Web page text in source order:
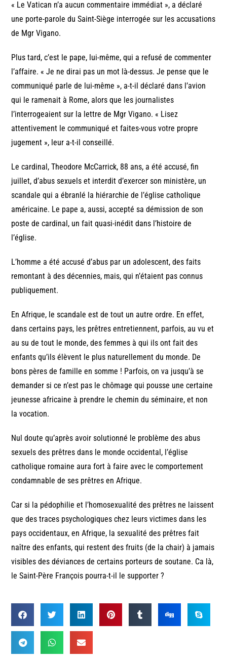
« Le Vatican n’a aucun commentaire immédiat », a déclaré
une porte-parole du Saint-Siège interrogée sur les accusations
de Mgr Vigano.
Plus tard, c’est le pape, lui-même, qui a refusé de commenter
l’affaire. « Je ne dirai pas un mot là-dessus. Je pense que le
communiqué parle de lui-même », a-t-il déclaré dans l’avion
qui le ramenait à Rome, alors que les journalistes
l’interrogeaient sur la lettre de Mgr Vigano. « Lisez
attentivement le communiqué et faites-vous votre propre
jugement », leur a-t-il conseillé.
Le cardinal, Theodore McCarrick, 88 ans, a été accusé, fin
juillet, d’abus sexuels et interdit d’exercer son ministère, un
scandale qui a ébranlé la hiérarchie de l’église catholique
américaine. Le pape a, aussi, accepté sa démission de son
poste de cardinal, un fait quasi-inédit dans l’histoire de
l’église.
L’homme a été accusé d’abus par un adolescent, des faits
remontant à des décennies, mais, qui n’étaient pas connus
publiquement.
En Afrique, le scandale est de tout un autre ordre. En effet,
dans certains pays, les prêtres entretiennent, parfois, au vu et
au su de tout le monde, des femmes à qui ils ont fait des
enfants qu’ils élèvent le plus naturellement du monde. De
bons pères de famille en somme ! Parfois, on va jusqu’à se
demander si ce n’est pas le chômage qui pousse une certaine
jeunesse africaine à prendre le chemin du séminaire, et non
la vocation.
Nul doute qu’après avoir solutionné le problème des abus
sexuels des prêtres dans le monde occidental, l’église
catholique romaine aura fort à faire avec le comportement
condamnable de ses prêtres en Afrique.
Car si la pédophilie et l’homosexualité des prêtres ne laissent
que des traces psychologiques chez leurs victimes dans les
pays occidentaux, en Afrique, la sexualité des prêtres fait
naître des enfants, qui restent des fruits (de la chair) à jamais
visibles des déviances de certains porteurs de soutane. Ca là,
le Saint-Père François pourra-t-il le supporter ?